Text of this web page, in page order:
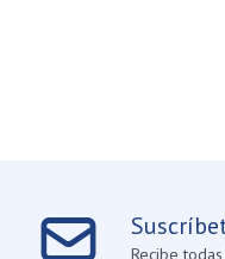
Recibe